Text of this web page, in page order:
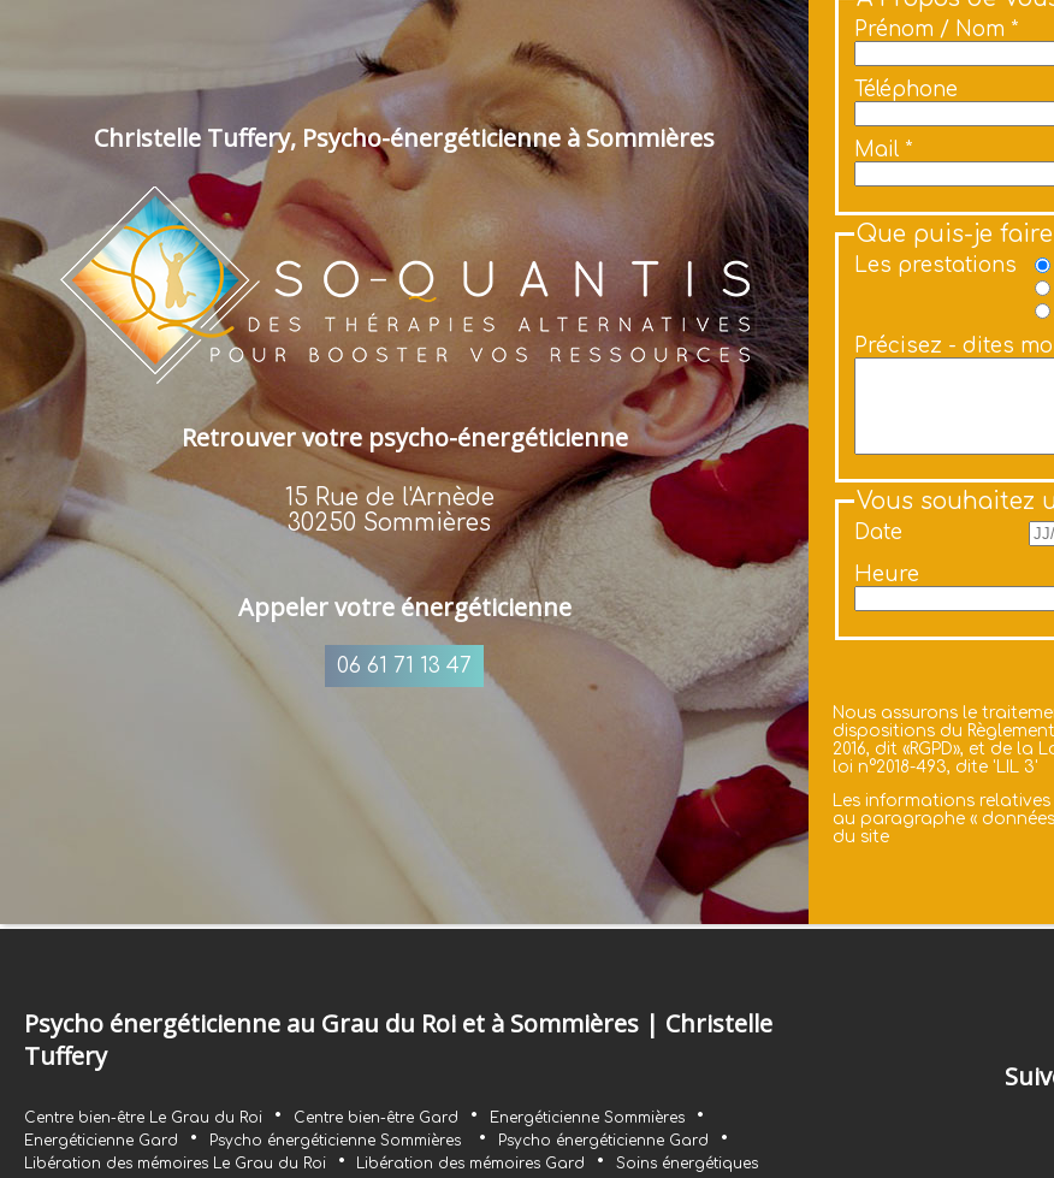
Christelle Tuffery, Psycho-énergéticienne à Sommières
Retrouver votre psycho-énergéticienne
15 Rue de l'Arnède
30250 Sommières
Appeler votre énergéticienne
06 61 71 13 47
Prénom / Nom *
Téléphone
Mail *
Que puis-je
Les prestations
Précisez - dites
Vous souhaitez
Date
Heure
Nous assurons le
dispositions du
2016, dit «RGPD», et de
loi n°2018-493, dite 'LIL 3'
Les informations
au paragraphe «
du site
Psycho énergéticienne au Grau du Roi et à Sommières | Christelle
Tuffery
Centre bien-être Le Grau du Roi • Centre bien-être Gard • Energéticienne Sommières •
Energéticienne Gard • Psycho énergéticienne Sommières • Psycho énergéticienne Gard •
Libération des mémoires Le Grau du Roi • Libération des mémoires Gard • Soins énergétiques